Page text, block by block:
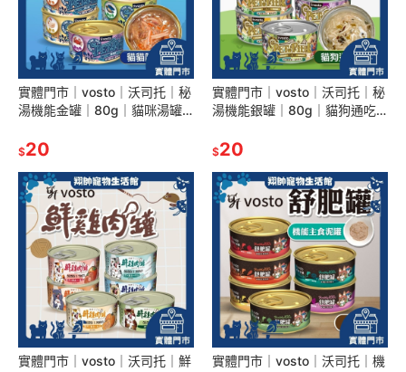
實體門市｜vosto｜沃司托｜秘
湯機能金罐｜80g｜貓咪湯罐
｜寵物罐頭｜翔帥寵物生活館
$20
實體門市｜vosto｜沃司托｜秘
湯機能銀罐｜80g｜貓狗通吃
狗罐｜狗罐頭｜翔帥寵物生活
$20
實體門市｜vosto｜沃司托｜鮮
實體門市｜vosto｜沃司托｜機